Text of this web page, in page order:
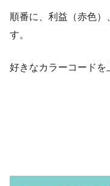
順番に、利益（赤色）
す。
好きなカラーコードを